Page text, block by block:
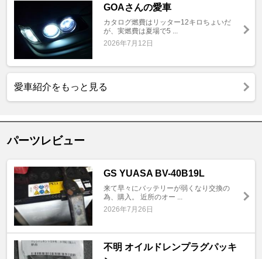
GOAさんの愛車
カタログ燃費はリッター12キロちょいだ
が、実燃費は夏場で5 ...
2026年7月12日
愛車紹介をもっと見る
パーツレビュー
GS YUASA BV-40B19L
来て早々にバッテリーが弱くなり交換の
為、購入。 近所のオー ...
2026年7月26日
不明 オイルドレンプラグパッキ